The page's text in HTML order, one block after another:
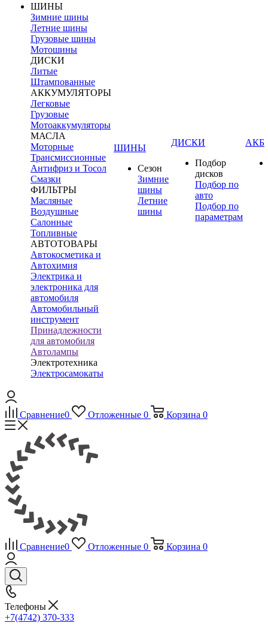
ШИНЫ
Зимние шины
Летние шины
Грузовые шины
Мотошины
ДИСКИ
Литые
Штампованные
АККУМУЛЯТОРЫ
Легковые
Грузовые
Мотоаккумуляторы
МАСЛА
Моторные
Трансмиссионные
Антифриз и Тосол
Смазки
ФИЛЬТРЫ
Масляные
Воздушные
Салонные
Топливные
АВТОТОВАРЫ
Автокосметика и
Автохимия
Электрика и
электроника для
автомобиля
Автомобильный
инструмент
Принадлежности
для автомобиля
Автолампы
Электротехника
Электросамокаты
ШИНЫ
Сезон
Зимние
шины
Летние
шины
ДИСКИ
Подбор
дисков
Подбор по
авто
Подбор по
параметрам
АКБ
Сравнение0 Отложенные 0 Корзина 0
Сравнение0 Отложенные 0 Корзина 0
Телефоны
+7(4742) 370-333